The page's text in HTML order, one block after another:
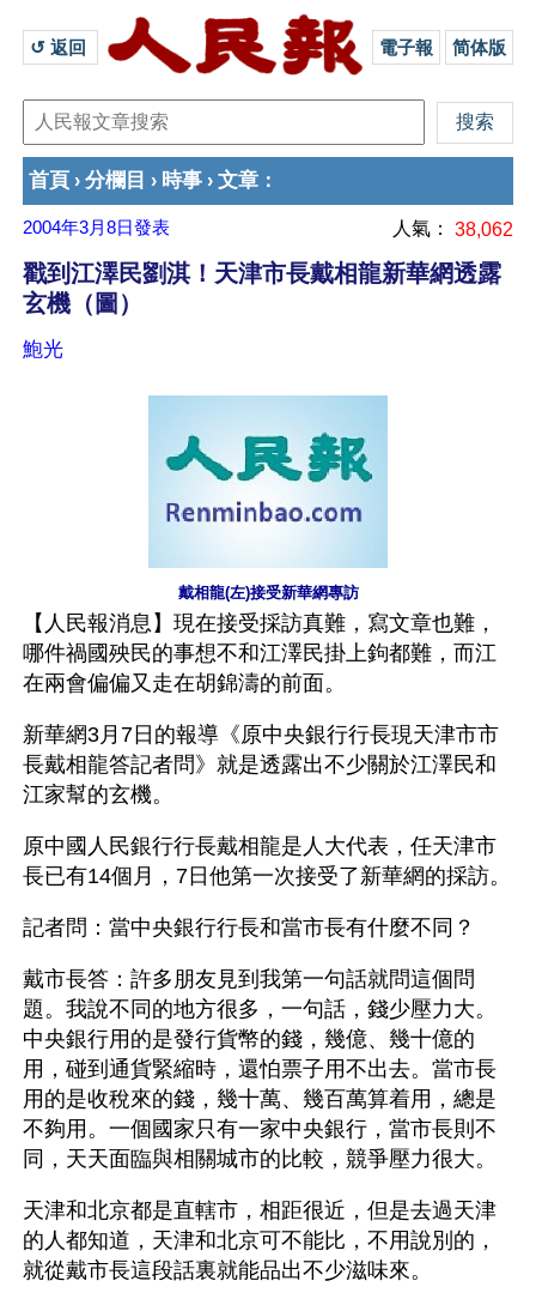
↺ 返回 電子報 简体版
首頁 › 分欄目 › 時事 › 文章 ：
2004年3月8日發表 人氣： 38,062
戳到江澤民劉淇！天津市長戴相龍新華網透露
玄機（圖）
鮑光
戴相龍(左)接受新華網專訪
【人民報消息】現在接受採訪真難，寫文章也難，
哪件禍國殃民的事想不和江澤民掛上鉤都難，而江
在兩會偏偏又走在胡錦濤的前面。
新華網3月7日的報導《原中央銀行行長現天津市市
長戴相龍答記者問》就是透露出不少關於江澤民和
江家幫的玄機。
原中國人民銀行行長戴相龍是人大代表，任天津市
記者問：當中央銀行行長和當市長有什麼不同？
戴市長答：許多朋友見到我第一句話就問這個問
題。我說不同的地方很多，一句話，錢少壓力大。
中央銀行用的是發行貨幣的錢，幾億、幾十億的
用，碰到通貨緊縮時，還怕票子用不出去。當市長
用的是收稅來的錢，幾十萬、幾百萬算着用，總是
不夠用。一個國家只有一家中央銀行，當市長則不
同，天天面臨與相關城市的比較，競爭壓力很大。
天津和北京都是直轄市，相距很近，但是去過天津
的人都知道，天津和北京可不能比，不用說別的，
就從戴市長這段話裏就能品出不少滋味來。